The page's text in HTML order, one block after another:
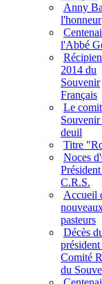
Anny
l'honneur
l'Abbé
2014 du
Souvenir
Français
Le
Souvenir
deuil
Titre
Noces
C.R.S.
Accueil
pasteurs
Décès
président
Comité
du